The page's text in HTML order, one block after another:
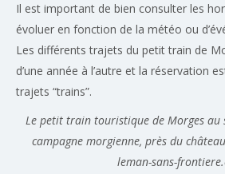
Il est important de bien consulter les
évoluer en fonction de la météo ou
Les différents trajets du petit train de
d’une année à l’autre et la réservation
trajets “trains”.
Le petit train touristique de Morges au
campagne morgienne, près du
leman-sans-